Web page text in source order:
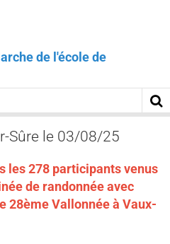
de l'école de
Sûre le 03/08/25
les 278 participants venus
de randonnée avec
28ème Vallonnée à Vaux-